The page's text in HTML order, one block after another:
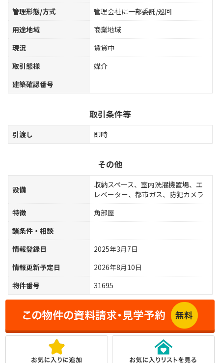
管理形態/方式
管理会社に一部委託/巡回
用途地域
商業地域
現況
賃貸中
取引態様
媒介
建築確認番号
取引条件等
引渡し 即時
その他
設備
収納スペース、室内洗濯機置場、エ
レベーター、都市ガス、防犯カメラ
特徴
角部屋
諸条件・相談
情報登録日
2025年3月7日
情報更新予定日
2026年8月10日
物件番号
31695